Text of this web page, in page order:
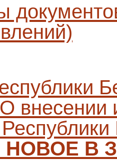
внесении
НОВОЕ В